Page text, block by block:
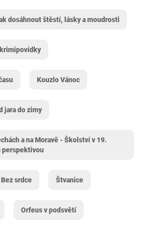
dosáhnout štěstí, lásky a moudrosti
Kouzlo Vánoc
jara do zimy
a na Moravě - Školství v 19.
perspektivou
Bez srdce Štvanice
Orfeus v podsvětí